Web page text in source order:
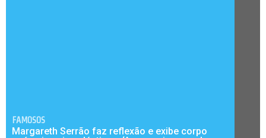
FAMOSOS
Margareth Serrão faz reflexão e exibe corpo